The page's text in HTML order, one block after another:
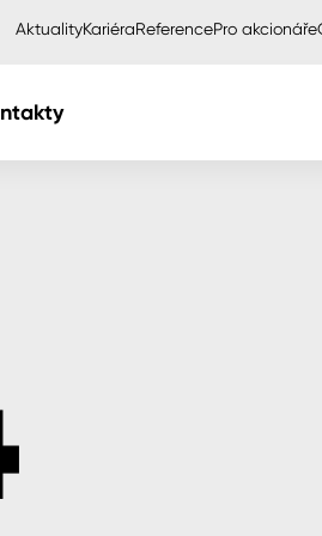
AktualityKariéraReferencePro akcionáře